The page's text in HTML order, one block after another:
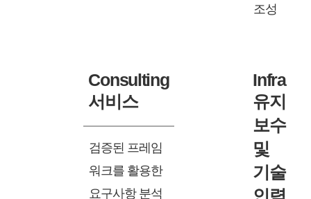
조성
Consulting
서비스
검증된 프레임
워크를 활용한
요구사항 분석
Infra
유지
보수
및
기술